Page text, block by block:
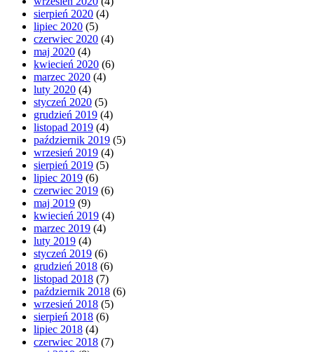
sierpień 2020 (4)
lipiec 2020 (5)
czerwiec 2020 (4)
maj 2020 (4)
kwiecień 2020 (6)
marzec 2020 (4)
luty 2020 (4)
styczeń 2020 (5)
grudzień 2019 (4)
listopad 2019 (4)
październik 2019 (5)
wrzesień 2019 (4)
sierpień 2019 (5)
lipiec 2019 (6)
czerwiec 2019 (6)
maj 2019 (9)
kwiecień 2019 (4)
marzec 2019 (4)
luty 2019 (4)
styczeń 2019 (6)
grudzień 2018 (6)
listopad 2018 (7)
październik 2018 (6)
wrzesień 2018 (5)
sierpień 2018 (6)
lipiec 2018 (4)
czerwiec 2018 (7)